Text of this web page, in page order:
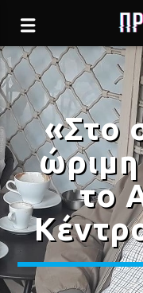
«Στο
ώριμη
το